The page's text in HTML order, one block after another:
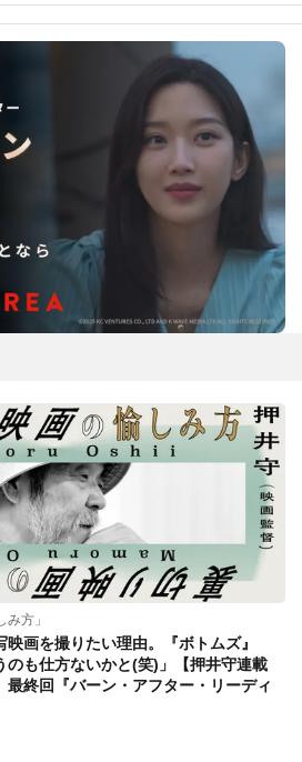
方」
画を撮りたい理由。『ボトムズ』
のも仕方ないかと(笑)」【押井守連載
最終回『バーン・アフター・リーディ